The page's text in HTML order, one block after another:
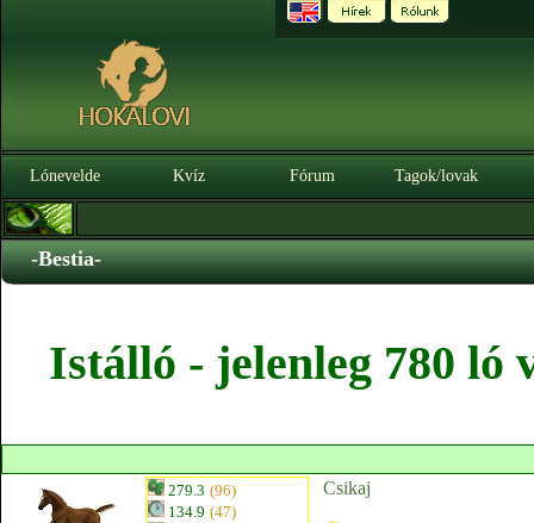
Lónevelde Kvíz Fórum Tagok/lovak
-Bestia-
Istálló - jelenleg 780 ló
279.3 (96)
134.9 (47)
Csikaj